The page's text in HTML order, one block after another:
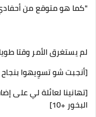
"كما هو متوقع من
لم يستغرق الأمر وقتا
[أنجبت شو تسوِيهوا
[تهانينا لعائلة لي على
البخور +10]